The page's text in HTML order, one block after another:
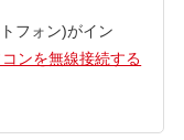
フォン)がイン
ンを無線接続する